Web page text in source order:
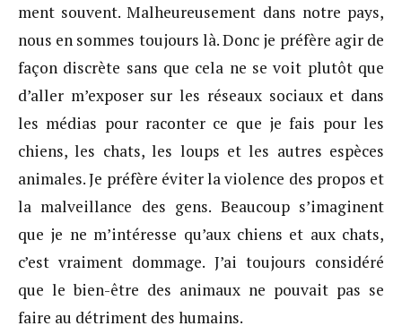
ment souvent. Malheureusement dans notre pays,
nous en sommes toujours là. Donc je préfère agir de
façon discrète sans que cela ne se voit plutôt que
d’aller m’exposer sur les réseaux sociaux et dans
les médias pour raconter ce que je fais pour les
chiens, les chats, les loups et les autres espèces
animales. Je préfère éviter la violence des propos et
la malveillance des gens. Beaucoup s’imaginent
que je ne m’intéresse qu’aux chiens et aux chats,
c’est vraiment dommage. J’ai toujours considéré
que le bien-être des animaux ne pouvait pas se
faire au détriment des humains.